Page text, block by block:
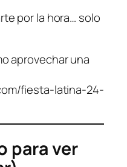
por la hora… solo
aprovechar una
fiesta-latina-24-
para ver